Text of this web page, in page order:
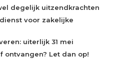
degelijk uitzendkrachten
voor zakelijke
uiterlijk 31 mei
ontvangen? Let dan op!